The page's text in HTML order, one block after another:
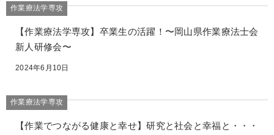
作業療法学専攻
【作業療法学専攻】卒業生の活躍！〜岡山県作業療法士会
新人研修会〜
2024年6月10日
作業療法学専攻
【作業でつながる健康と幸せ】研究と社会と幸福と・・・